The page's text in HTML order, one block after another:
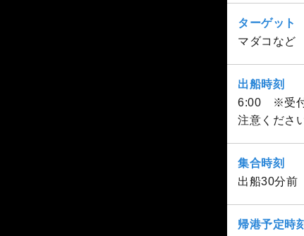
ターゲット
マダコなど
出船時刻
6:00 ※受付
注意くださ
集合時刻
出船30分前
帰港予定時